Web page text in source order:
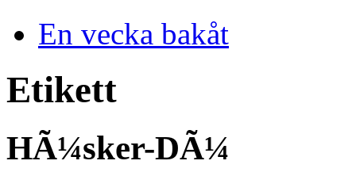
En vecka bakåt
Etikett
HÃ¼sker-DÃ¼